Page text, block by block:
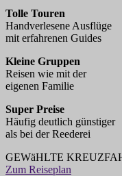
Tolle Touren
Handverlesene Ausflüge
mit erfahrenen Guides
Kleine Gruppen
Reisen wie mit der
eigenen Familie
Super Preise
Häufig deutlich günstiger
als bei der Reederei
GEWäHLTE
Zum Reiseplan